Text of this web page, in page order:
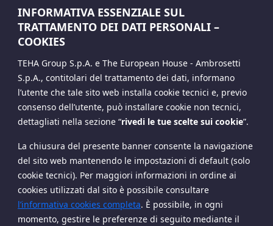
INFORMATIVA ESSENZIALE SUL
TRATTAMENTO DEI DATI PERSONALI –
COOKIES
TEHA Group S.p.A. e The European House - Ambrosetti
S.p.A., contitolari del trattamento dei dati, informano
l’utente che tale sito web installa cookie tecnici e, previo
consenso dell’utente, può installare cookie non tecnici,
dettagliati nella sezione “rivedi le tue scelte sui cookie”.
La chiusura del presente banner consente la navigazione
del sito web mantenendo le impostazioni di default (solo
cookie tecnici). Per maggiori informazioni in ordine ai
cookies utilizzati dal sito è possibile consultare
l’informativa cookies completa. È possibile, in ogni
momento, gestire le preferenze di seguito mediante il
internazionali quali Chambers, IFLR 1000 e Legal 500. È
stato insignito dei premi “Avvocato dell’Anno Structured
Finance” ai Legalcommunity Awards 2021, “Avvocato
Finance Awards 2020, “Avvocato dell’Anno” ai
Legalcommunity Finance Awards 2019, “Professionista
dell’anno Banche” ai TopLegal Industry Awards 2018 e
“Avvocato italiano dell’Anno NPL” ai Legalcommunity
Finance Awards 2017.
Barbara
Serra
Riccarda
Zezza